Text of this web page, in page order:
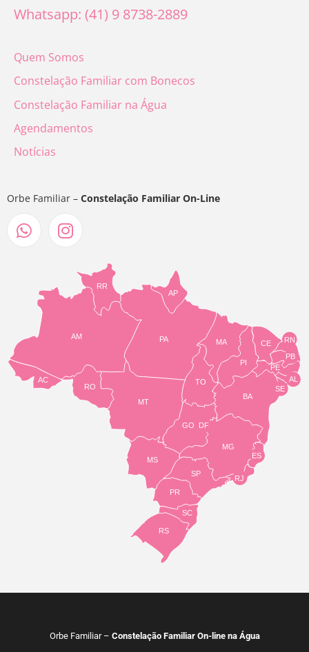
Whatsapp: (41) 9 8738-2889
Quem Somos
Constelação Familiar com Bonecos
Constelação Familiar na Água
Agendamentos
Notícias
Orbe Familiar – Constelação Familiar On-Line
TO
BA
SE
PE
AL
RN
CE
PI
MA
AP
PA
RR
AM
AC
RO
MT
MS
GO
PR
SC
RS
SP
MG
RJ
ES
DF
PB
Orbe Familiar – Constelação Familiar On-line na Água